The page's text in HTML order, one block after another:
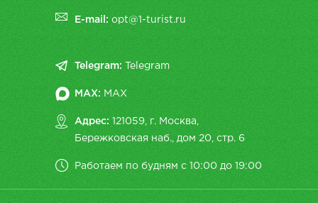
E-mail:opt@1-turist.ru
Telegram: Telegram
MAX: MAX
Адрес: 121059, г. Москва,
Бережковская наб., дом 20, cтр. 6
Работаем по будням с 10:00 до 19:00